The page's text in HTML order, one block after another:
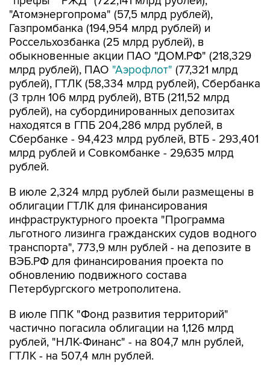
"Атомэнергопрома" (57,5 млрд рублей),
Газпромбанка (194,954 млрд рублей) и
Россельхозбанка (25 млрд рублей), в
обыкновенные акции ПАО "ДОМ.РФ" (218,329
млрд рублей), ПАО "Аэрофлот" (77,321 млрд
рублей), ГТЛК (58,334 млрд рублей), Сбербанка
(3 трлн 106 млрд рублей), ВТБ (211,52 млрд
рублей), на субординированных депозитах
находятся в ГПБ 204,286 млрд рублей, в
Сбербанке - 94,423 млрд рублей, ВТБ - 293,401
млрд рублей и Совкомбанке - 29,635 млрд
рублей.
В июле 2,324 млрд рублей были размещены в
облигации ГТЛК для финансирования
инфраструктурного проекта "Программа
льготного лизинга гражданских судов водного
транспорта", 773,9 млн рублей - на депозите в
ВЭБ.РФ для финансирования проекта по
обновлению подвижного состава
Петербургского метрополитена.
В июле ППК "Фонд развития территорий"
частично погасила облигации на 1,126 млрд
рублей, "НЛК-Финанс" - на 804,7 млн рублей,
ГТЛК - на 507,4 млн рублей.